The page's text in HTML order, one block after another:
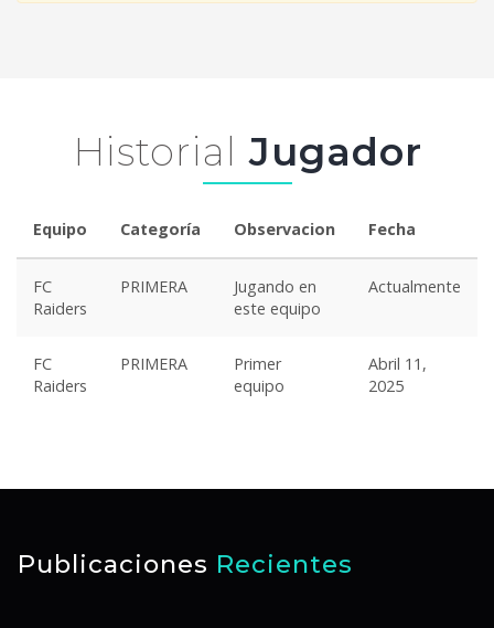
Historial Jugador
Equipo Categoría Observacion Fecha
FC
Raiders
PRIMERA
Jugando en
este equipo
Actualmente
FC
Raiders
PRIMERA
Primer
equipo
Abril 11,
2025
Publicaciones Recientes